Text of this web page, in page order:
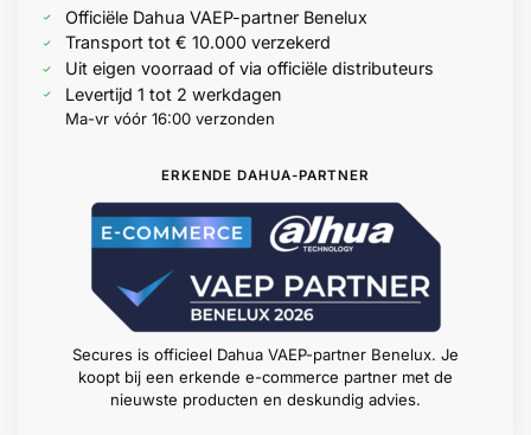
Officiële Dahua VAEP-partner Benelux
Transport tot € 10.000 verzekerd
Uit eigen voorraad of via officiële distributeurs
Levertijd 1 tot 2 werkdagen
Ma-vr vóór 16:00 verzonden
ERKENDE DAHUA-PARTNER
Secures is officieel Dahua VAEP-partner Benelux. Je
koopt bij een erkende e-commerce partner met de
nieuwste producten en deskundig advies.